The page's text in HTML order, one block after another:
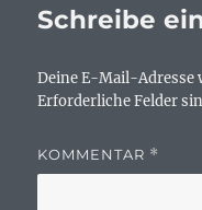
Schreibe
Deine E-Mail-
Erforderliche Felder
KOMMENTAR *